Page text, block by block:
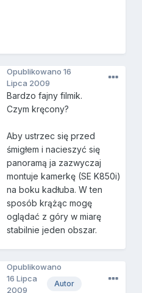
Opublikowano16
Lipca 2009
Bardzo fajny filmik.
Czym kręcony?
Aby ustrzec się przed
śmigłem i nacieszyć się
panoramą ja zazwyczaj
montuje kamerkę (SE K850i)
na boku kadłuba. W ten
sposób krążąc mogę
oglądać z góry w miarę
stabilnie jeden obszar.
Autor
Opublikowano
16 Lipca
2009